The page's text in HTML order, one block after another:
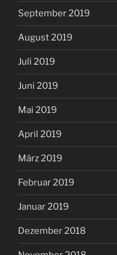
September 2019
August 2019
Juli 2019
Juni 2019
Mai 2019
April 2019
März 2019
Februar 2019
Januar 2019
Dezember 2018